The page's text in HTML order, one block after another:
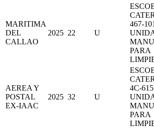
MARITIMA
DEL
CALLAO
2025 22 U
467-
PARA
AEREA Y
POSTAL
EX-IAAC
2025 32 U
4C-
PARA